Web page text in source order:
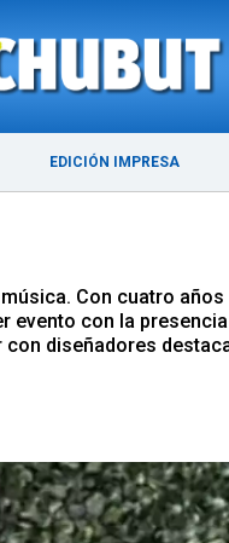
EDICIÓN IMPRESA
ÚLTIMAS NOTICIAS
Con cuatro
con la
diseñadores